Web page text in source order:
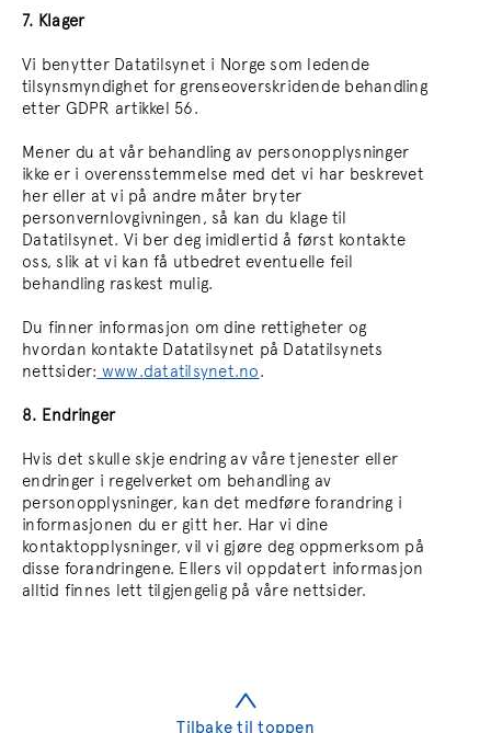
7. Klager
Vi benytter Datatilsynet i Norge som ledende
tilsynsmyndighet for grenseoverskridende behandling
etter GDPR artikkel 56.
Mener du at vår behandling av personopplysninger
ikke er i overensstemmelse med det vi har beskrevet
her eller at vi på andre måter bryter
personvernlovgivningen, så kan du klage til
Datatilsynet. Vi ber deg imidlertid å først kontakte
oss, slik at vi kan få utbedret eventuelle feil
behandling raskest mulig.
Du finner informasjon om dine rettigheter og
hvordan kontakte Datatilsynet på Datatilsynets
nettsider: www.datatilsynet.no.
8. Endringer
Hvis det skulle skje endring av våre tjenester eller
endringer i regelverket om behandling av
personopplysninger, kan det medføre forandring i
informasjonen du er gitt her. Har vi dine
kontaktopplysninger, vil vi gjøre deg oppmerksom på
disse forandringene. Ellers vil oppdatert informasjon
alltid finnes lett tilgjengelig på våre nettsider.
Tilbake til toppen